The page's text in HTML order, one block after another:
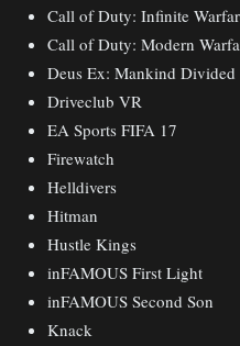
Call of Duty: Infinite
Call of Duty: Modern
Deus Ex: Mankind Divided
Driveclub VR
EA Sports FIFA 17
Firewatch
Helldivers
Hitman
Hustle Kings
inFAMOUS First Light
inFAMOUS Second Son
Knack